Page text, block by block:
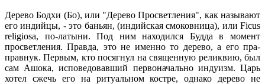
Дерево Бодхи (Бо), или "Дерево Просветления", как называют
его индийцы, - это баньян, (индийская смоковница), или Ficus
religiosa, по-латыни. Под ним находился Будда в момент
просветления. Правда, это не именно то дерево, а его пра-
правнук. Первым, кто посягнул на священную реликвию, был
сам Ашока, исповедовавший первоначально индуизм. Царь
хотел сжечь его на ритуальном костре, однако дерево не